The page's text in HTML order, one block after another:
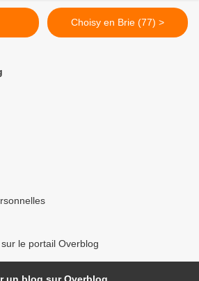
Choisy en Brie (77) >
le portail Overblog